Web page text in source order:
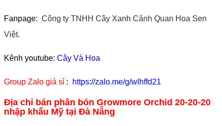
Fanpage: Công ty TNHH Cây Xanh Cảnh Quan Hoa Sen
Việt.
Kênh youtube: Cây Và Hoa
Group Zalo giá sỉ : https://zalo.me/g/wlhffd21
Địa chỉ bán phân bón Growmore Orchid 20-20-20
nhập khẩu Mỹ tại Đà Nẵng